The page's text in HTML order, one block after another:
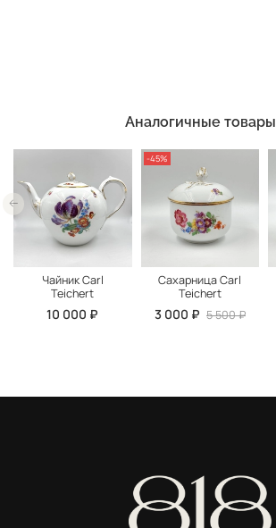
Аналогичные товары
Чайник Carl
Teichert
10 000 ₽
-45%
Сахарница Carl
Teichert
3 000 ₽ 5 500 ₽